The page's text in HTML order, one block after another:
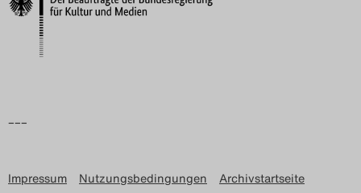
–––
Impressum Nutzungsbedingungen
Archivstartseite